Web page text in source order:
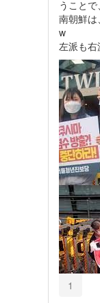
うことで、
南朝鮮
w
左派も
1